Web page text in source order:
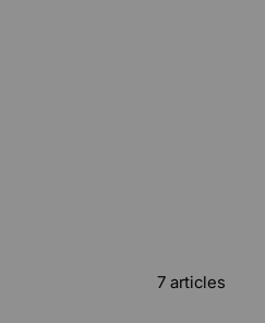
7 articles